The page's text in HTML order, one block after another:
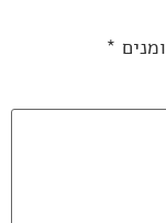
*